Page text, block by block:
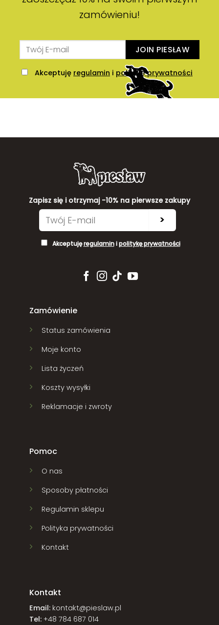
zamówieniu!
JOIN PIESŁAW
Akceptuję regulamin i politykę prywatności
Zapisz się i otrzymaj -10% na pierwsze zakupy
>
Akceptujęregulaminipolitykę prywatności
Zamówienie
Status zamówienia
Moje konto
Lista życzeń
Koszty wysyłki
Reklamacje i zwroty
Pomoc
O nas
Sposoby płatności
Regulamin sklepu
Polityka prywatności
Kontakt
Kontakt
Email: kontakt@pieslaw.pl
Tel: +48 784 687 014